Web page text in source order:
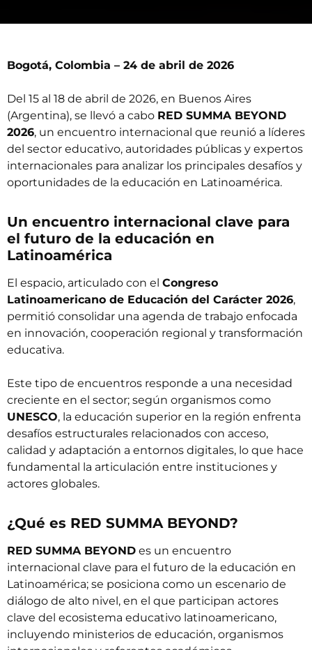
Bogotá, Colombia – 24 de abril de 2026
Del 15 al 18 de abril de 2026, en Buenos Aires
(Argentina), se llevó a cabo RED SUMMA BEYOND
2026, un encuentro internacional que reunió a líderes
del sector educativo, autoridades públicas y expertos
internacionales para analizar los principales desafíos y
oportunidades de la educación en Latinoamérica.
Un encuentro internacional clave para
el futuro de la educación en
Latinoamérica
El espacio, articulado con el Congreso
Latinoamericano de Educación del Carácter 2026,
permitió consolidar una agenda de trabajo enfocada
en innovación, cooperación regional y transformación
educativa.
Este tipo de encuentros responde a una necesidad
creciente en el sector; según organismos como
UNESCO, la educación superior en la región enfrenta
desafíos estructurales relacionados con acceso,
calidad y adaptación a entornos digitales, lo que hace
fundamental la articulación entre instituciones y
actores globales.
¿Qué es RED SUMMA BEYOND?
RED SUMMA BEYOND es un encuentro
internacional clave para el futuro de la educación en
Latinoamérica; se posiciona como un escenario de
diálogo de alto nivel, en el que participan actores
clave del ecosistema educativo latinoamericano,
incluyendo ministerios de educación, organismos